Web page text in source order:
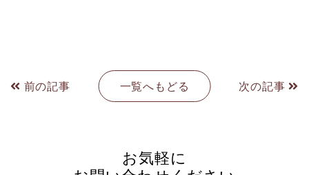
前の記事 一覧へもどる 次の記事
お気軽に